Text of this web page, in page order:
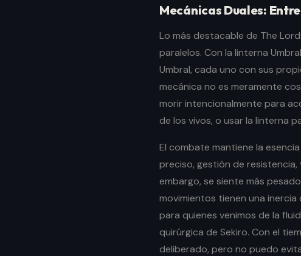
Mecánicas Duales:
Lo más destacable de The
paralelos. Con la linterna
Umbral, cada uno con sus
mecánica no es meramente
morir intencionalmente para
de los vivos, o usar la linterna
El combate mantiene la
preciso, gestión de
embargo, se siente más
movimientos tienen una
para quienes venimos de la
quirúrgica de Sekiro. Con el
deliberado, pero no puedo